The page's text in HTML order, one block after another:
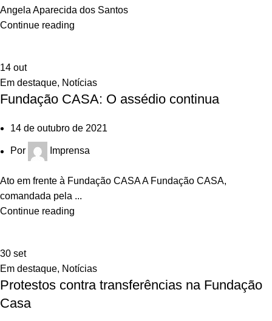
Angela Aparecida dos Santos
Continue reading
14 out
Em destaque, Notícias
Fundação CASA: O assédio continua
14 de outubro de 2021
Por Imprensa
Ato em frente à Fundação CASA A Fundação CASA,
comandada pela ...
Continue reading
30 set
Em destaque, Notícias
Protestos contra transferências na Fundação
Casa